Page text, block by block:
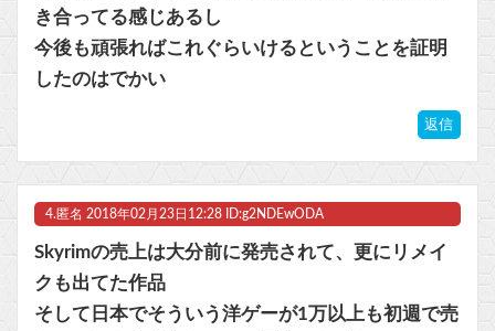
き合ってる感じあるし
今後も頑張ればこれぐらいけるということを証明
したのはでかい
返信
4. 匿名 2018年02月23日12:28 ID:g2NDEwODA
Skyrimの売上は大分前に発売されて、更にリメイ
クも出てた作品
そして日本でそういう洋ゲーが1万以上も初週で売